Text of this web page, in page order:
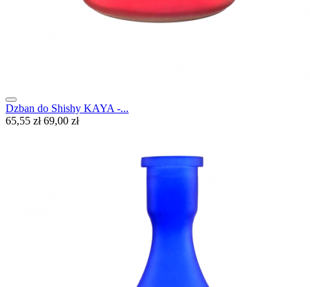
Dzban do Shishy KAYA -...
65,55 zł 69,00 zł